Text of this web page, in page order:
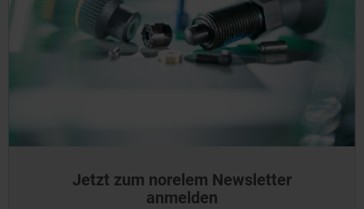
Jetzt zum norelem Newsletter
anmelden